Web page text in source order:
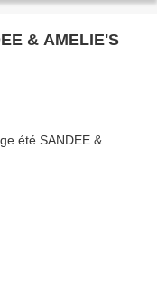
& AMELIE'S